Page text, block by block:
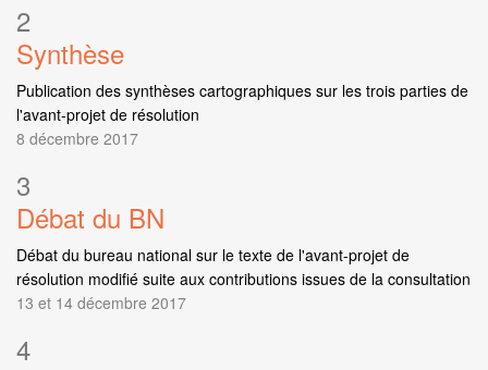
2
Synthèse
Publication des synthèses cartographiques sur les trois parties de
l'avant-projet de résolution
8 décembre 2017
3
Débat du BN
Débat du bureau national sur le texte de l'avant-projet de
résolution modifié suite aux contributions issues de la consultation
13 et 14 décembre 2017
4